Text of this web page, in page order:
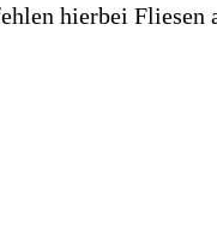
hierbei Fliesen